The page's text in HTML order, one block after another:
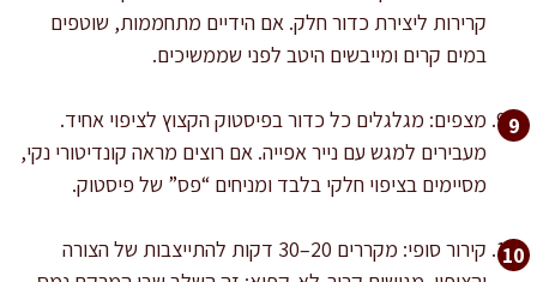
קרירות ליצירת כדור חלק. אם הידיים מתחממות, שוטפים
במים קרים ומייבשים היטב לפני שממשיכים.
מצפים: מגלגלים כל כדור בפיסטוק הקצוץ לציפוי אחיד.
מעבירים למגש עם נייר אפייה. אם רוצים מראה קונדיטורי נקי,
מסיימים בציפוי חלקי בלבד ומניחים “פס” של פיסטוק.
קירור סופי: מקררים 20–30 דקות להתייצבות של הצורה